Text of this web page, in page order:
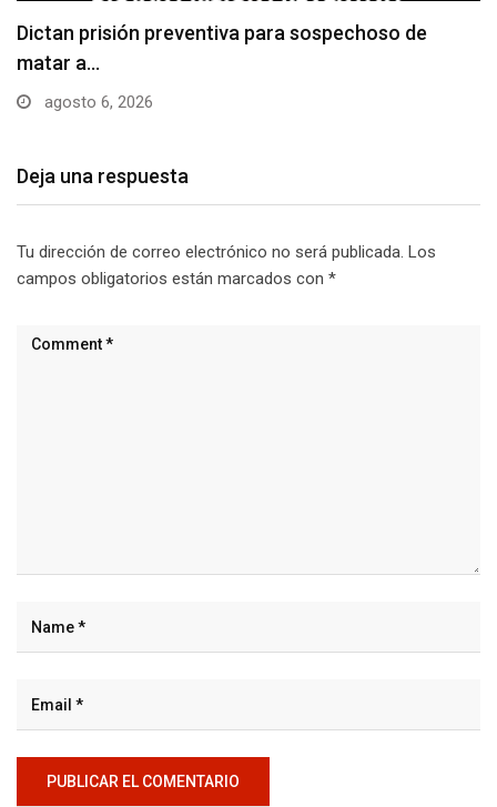
Usuarios madrugan y hacen largas filas para
obtener…
agosto 6, 2026
Deja una respuesta
Tu dirección de correo electrónico no será publicada. Los
campos obligatorios están marcados con *